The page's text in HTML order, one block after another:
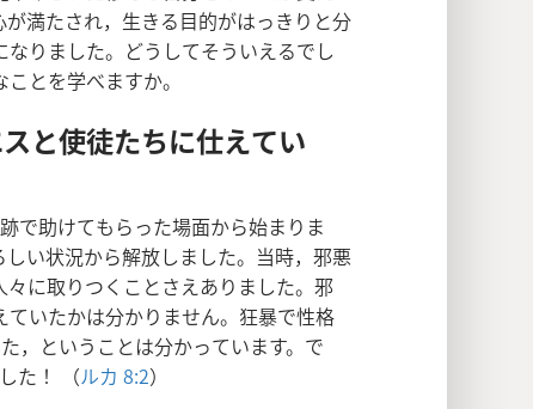
満たされ，生きる目的がはっきりと分
りました。どうしてそういえるでし
とを学べますか。
と使徒たちに仕えてい
で助けてもらった場面から始まりま
い状況から解放しました。当時，邪悪
に取りつくことさえありました。邪
いたかは分かりません。狂暴で性格
，ということは分かっています。で
た！ （ルカ 8:2）